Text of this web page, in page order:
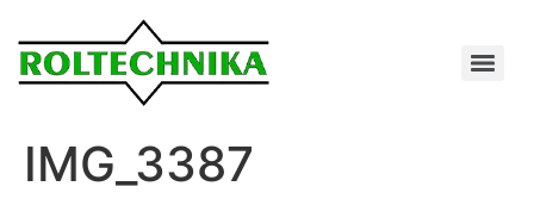
IMG_3387